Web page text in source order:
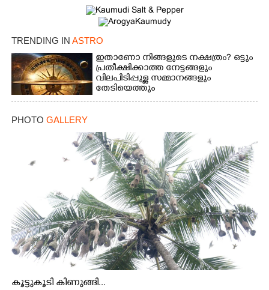
TRENDING IN ASTRO
ഇതാണോ നിങ്ങളുടെ നക്ഷത്രം? ഒട്ടും
പ്രതീക്ഷിക്കാത്ത നേട്ടങ്ങളും
വിലപിടിപ്പുള്ള സമ്മാനങ്ങളും
തേടിയെത്തും
PHOTO GALLERY
കൂട്ടുകൂടി കിണുങ്ങി...
Copy Link